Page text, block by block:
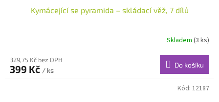
Kymácející se pyramida – skládací věž, 7 dílů
Skladem (3 ks)
329,75 Kč bez DPH
399 Kč / ks
Do košíku
Kód: 12187